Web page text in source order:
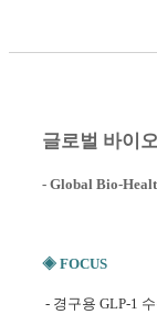
글로벌 바이
- Global Bio-
◈ FOCUS
- 경구용 GLP-1